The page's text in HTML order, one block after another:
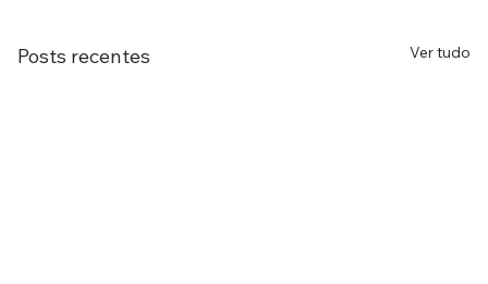
Posts recentes Ver tudo